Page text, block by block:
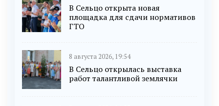
В Сельцо открыта новая
площадка для сдачи нормативов
ГТО
8 августа 2026, 19:54
В Сельцо открылась выставка
работ талантливой землячки